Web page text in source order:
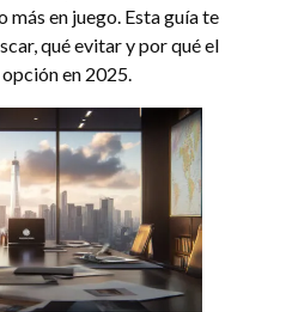
más en juego. Esta guía te
qué evitar y por qué el
en 2025.